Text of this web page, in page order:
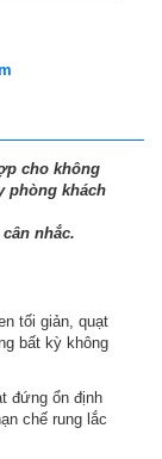
cho không
phòng khách
nhắc.
tối giản, quạt
bất kỳ không
đứng ổn định
chế rung lắc